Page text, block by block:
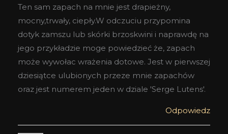
Ten sam zapach na mnie jest drapieżny,
mocny,trwały, ciepły.W odczuciu przypomina
dotyk zamszu lub skórki brzoskwini i naprawdę na
jego przykładzie moge powiedzieć że, zapach
może wywołac wrażenia dotowe. Jest w pierwszej
dziesiątce ulubionych przeze mnie zapachów
oraz jest numerem jeden w dziale 'Serge Lutens'.
Odpowiedz